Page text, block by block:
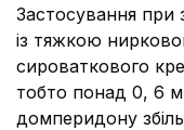
Застосування при
із тяжкою
сироваткового
тобто понад 0, 6
домперидону